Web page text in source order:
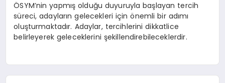
ÖSYM’nin yapmış olduğu duyuruyla başlayan tercih
süreci, adayların gelecekleri için önemli bir adımı
oluşturmaktadır. Adaylar, tercihlerini dikkatlice
belirleyerek geleceklerini şekillendirebileceklerdir.